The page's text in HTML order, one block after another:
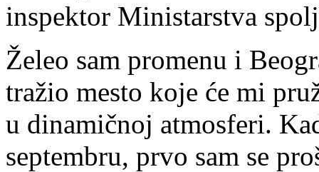
inspektor Ministarstva
Želeo sam promenu i
tražio mesto koje će mi
u dinamičnoj atmosferi.
septembru, prvo sam se